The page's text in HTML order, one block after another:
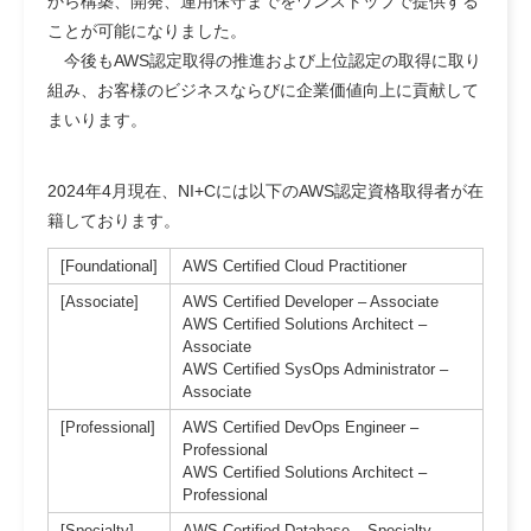
ことが可能になりました。
今後もAWS認定取得の推進および上位認定の取得に取り
組み、お客様のビジネスならびに企業価値向上に貢献して
まいります。
2024年4月現在、NI+Cには以下のAWS認定資格取得者が在
籍しております。
[Foundational]
AWS Certified Cloud Practitioner
[Associate]
AWS Certified Developer – Associate
AWS Certified Solutions Architect –
Associate
AWS Certified SysOps Administrator –
Associate
[Professional]
AWS Certified DevOps Engineer –
Professional
AWS Certified Solutions Architect –
Professional